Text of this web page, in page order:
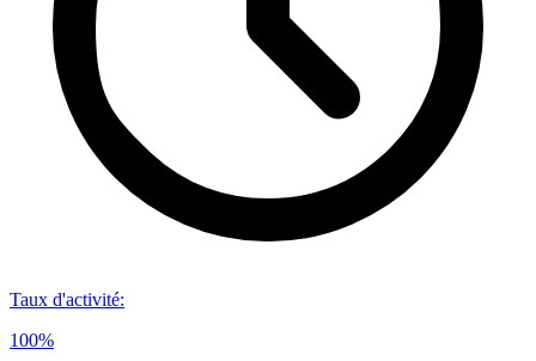
Taux d'activité:
100%